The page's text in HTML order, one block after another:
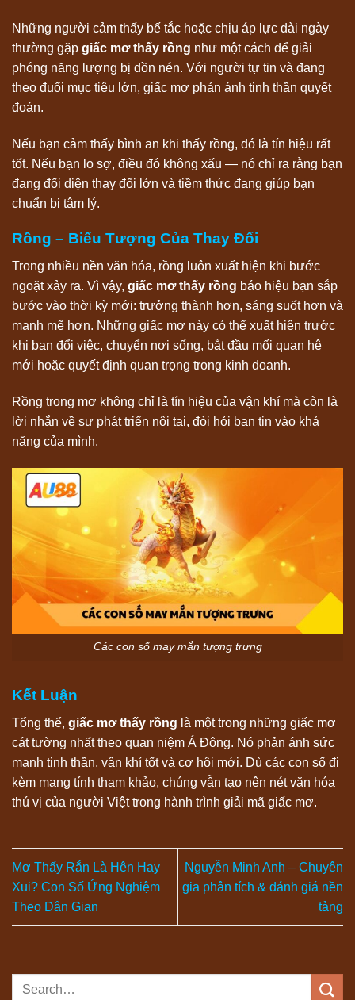
Những người cảm thấy bế tắc hoặc chịu áp lực dài ngày
thường gặp giấc mơ thấy rồng như một cách để giải
phóng năng lượng bị dồn nén. Với người tự tin và đang
theo đuổi mục tiêu lớn, giấc mơ phản ánh tinh thần quyết
đoán.
Nếu bạn cảm thấy bình an khi thấy rồng, đó là tín hiệu rất
tốt. Nếu bạn lo sợ, điều đó không xấu — nó chỉ ra rằng bạn
đang đối diện thay đổi lớn và tiềm thức đang giúp bạn
chuẩn bị tâm lý.
Rồng – Biểu Tượng Của Thay Đổi
Trong nhiều nền văn hóa, rồng luôn xuất hiện khi bước
ngoặt xảy ra. Vì vậy, giấc mơ thấy rồng báo hiệu bạn sắp
bước vào thời kỳ mới: trưởng thành hơn, sáng suốt hơn và
mạnh mẽ hơn. Những giấc mơ này có thể xuất hiện trước
khi bạn đổi việc, chuyển nơi sống, bắt đầu mối quan hệ
mới hoặc quyết định quan trọng trong kinh doanh.
Rồng trong mơ không chỉ là tín hiệu của vận khí mà còn là
lời nhắn về sự phát triển nội tại, đòi hỏi bạn tin vào khả
năng của mình.
Các con số may mắn tượng trưng
Kết Luận
Tổng thể, giấc mơ thấy rồng là một trong những giấc mơ
cát tường nhất theo quan niệm Á Đông. Nó phản ánh sức
mạnh tinh thần, vận khí tốt và cơ hội mới. Dù các con số đi
kèm mang tính tham khảo, chúng vẫn tạo nên nét văn hóa
thú vị của người Việt trong hành trình giải mã giấc mơ.
Mơ Thấy Rắn Là Hên Hay
Xui? Con Số Ứng Nghiệm
Theo Dân Gian
Nguyễn Minh Anh – Chuyên
gia phân tích & đánh giá nền
tảng